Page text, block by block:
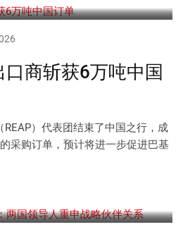
商斩获6万吨中国
）代表团结束了中国之行，成
采购订单，预计将进一步促进巴基